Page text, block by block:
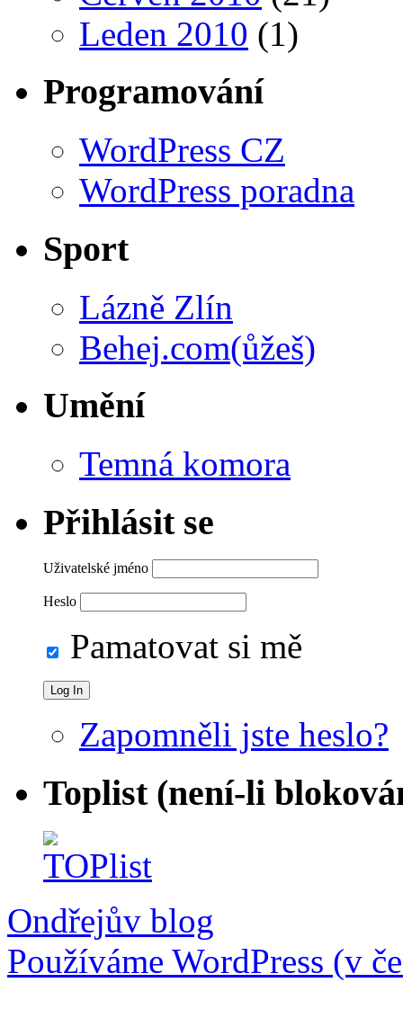
Leden 2010 (1)
Programování
WordPress CZ
WordPress poradna
Sport
Lázně Zlín
Behej.com(ůžeš)
Umění
Temná komora
Přihlásit se
Uživatelské jméno
Heslo
Pamatovat si mě
Zapomněli jste heslo?
Toplist (není-li
Ondřejův blog
Používáme WordPress (v